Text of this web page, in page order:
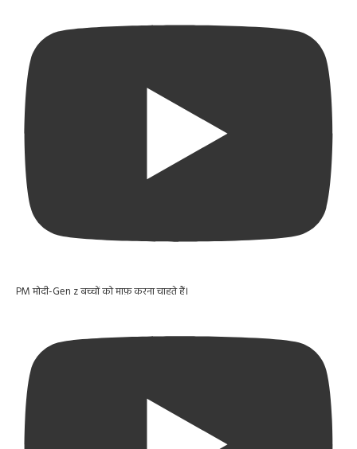
PM मोदी-Gen z बच्चों को माफ़ करना चाहते हैं।